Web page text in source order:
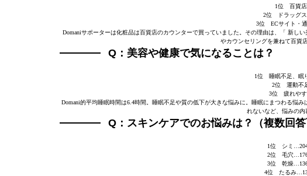
1位 百貨店
2位 ドラッグス
3位 ECサイト・
Domaniサポーターは化粧品は百貨店のカウンターで買っていました。その理由は、「 新し
やカウンセリングを兼ねて百貨
Q：美容や健康で気になることは？
1位 睡眠不足、眠
2位 運動不
3位 疲れや
Domani的平均睡眠時間は6.4時間。睡眠不足や質の低下が大きな悩みに。睡眠にまつわる悩
れないなど、悩みの内
Q：スキンケアでのお悩みは？（複数回答
1位 シミ
2位 毛穴
3位 乾燥
4位 たるみ